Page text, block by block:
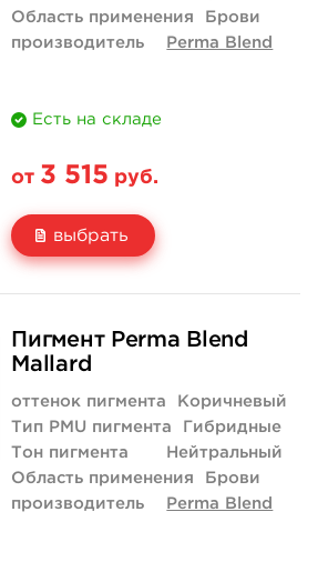
Область применения
Брови
производитель
Perma Blend
Есть на складе
от 3 515 руб.
выбрать
3 515 руб.
купить
Пигмент Perma Blend
Mallard
оттенок пигмента
Коричневый
Тип PMU пигмента
Гибридные
Тон пигмента
Нейтральный
Область применения
Брови
производитель
Perma Blend